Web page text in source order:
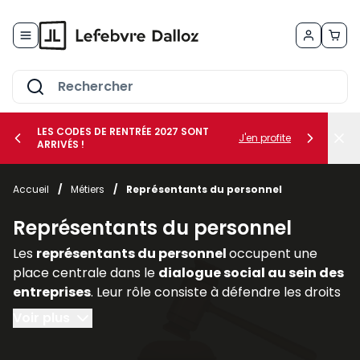
le sous-menu Vos métiers
le sous-menu Vos besoins
LES CODES DE RENTRÉE 2027 SONT
ARRIVÉS !
J'en profite
Accueil / Métiers / Représentants du personnel
Représentants du personnel
Les représentants du personneloccupent une
place centrale dans le dialogue social au sein des
entreprises. Leur rôle consiste à défendre les droits
et intérêts des salariés, à relayer leurs
préoccupations auprès de la direction et à